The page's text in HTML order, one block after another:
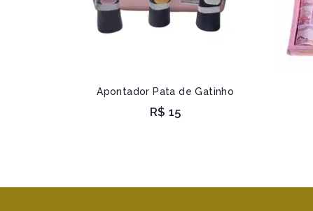
Apontador Pata de Gatinho
R$ 15